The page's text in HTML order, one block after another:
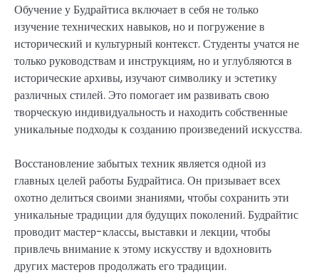
Обучение у Будрайтиса включает в себя не только
изучение технических навыков, но и погружение в
исторический и культурный контекст. Студенты учатся не
только руководствам и инструкциям, но и углубляются в
исторические архивы, изучают символику и эстетику
различных стилей. Это помогает им развивать свою
творческую индивидуальность и находить собственные
уникальные подходы к созданию произведений искусства.
Восстановление забытых техник является одной из
главных целей работы Будрайтиса. Он призывает всех
охотно делиться своими знаниями, чтобы сохранить эти
уникальные традиции для будущих поколений. Будрайтис
проводит мастер-классы, выставки и лекции, чтобы
привлечь внимание к этому искусству и вдохновить
других мастеров продолжать его традиции.